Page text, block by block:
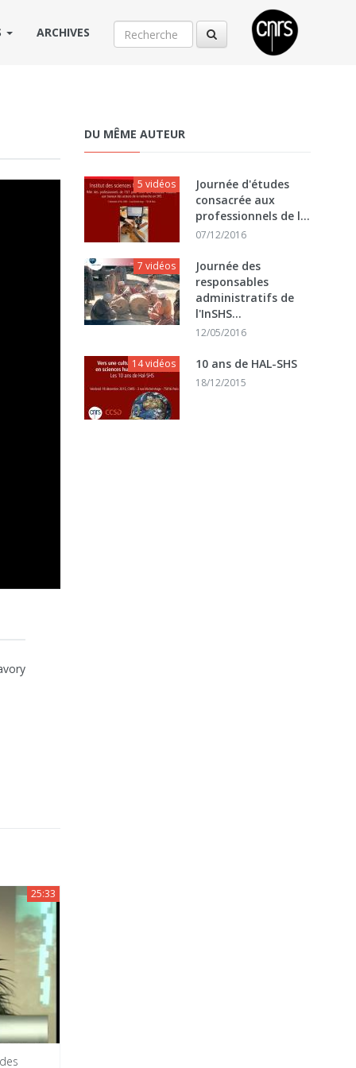
ARCHIVES
25:33
DU MÊME AUTEUR
5 vidéos
Journée d'études
consacrée aux
professionnels de l...
07/12/2016
7 vidéos
Journée des
responsables
administratifs de
l'InSHS...
12/05/2016
14 vidéos 10 ans de HAL-SHS
18/12/2015